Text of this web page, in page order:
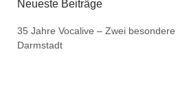
Neueste Beiträge
35 Jahre Vocalive – Zwei
Darmstadt